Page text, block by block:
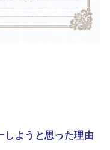
ようと思った理由